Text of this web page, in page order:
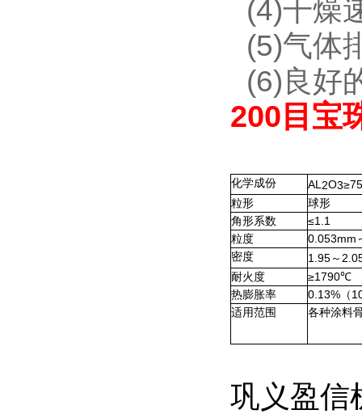
(4)干燥
(5)气体
(6)良好
200目宝
化学成份 AL 2O3
粒形
球形
角形系数
≤1.1
粒度 0.053mm
密度
1.95 ～
耐火度 ≥1790℃
热膨胀率
0.13% （
适用范围 各种涂料
巩义盈信